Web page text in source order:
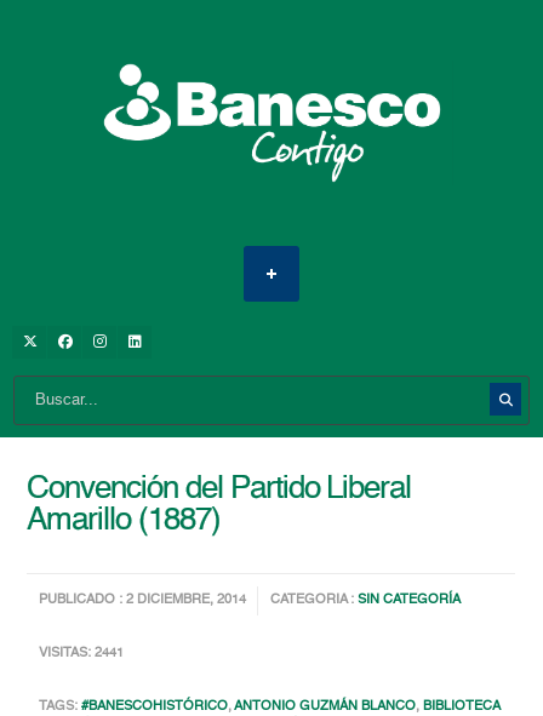
Convención del Partido Liberal
Amarillo (1887)
PUBLICADO : 2 DICIEMBRE, 2014 CATEGORIA :SIN CATEGORÍA
VISITAS: 2441
TAGS:#BANESCOHISTÓRICO,ANTONIO GUZMÁN BLANCO,BIBLIOTECA